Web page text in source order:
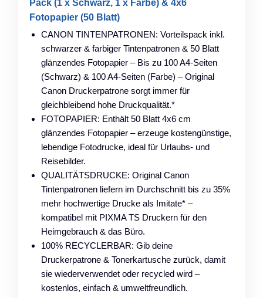
Pack (1 x Schwarz, 1 x Farbe) & 4x6
Fotopapier (50 Blatt)
CANON TINTENPATRONEN: Vorteilspack inkl.
schwarzer & farbiger Tintenpatronen & 50 Blatt
glänzendes Fotopapier – Bis zu 100 A4-Seiten
(Schwarz) & 100 A4-Seiten (Farbe) – Original
Canon Druckerpatrone sorgt immer für
gleichbleibend hohe Druckqualität.*
FOTOPAPIER: Enthält 50 Blatt 4x6 cm
glänzendes Fotopapier – erzeuge kostengünstige,
lebendige Fotodrucke, ideal für Urlaubs- und
Reisebilder.
QUALITÄTSDRUCKE: Original Canon
Tintenpatronen liefern im Durchschnitt bis zu 35%
mehr hochwertige Drucke als Imitate* –
kompatibel mit PIXMA TS Druckern für den
Heimgebrauch & das Büro.
100% RECYCLERBAR: Gib deine
Druckerpatrone & Tonerkartusche zurück, damit
sie wiederverwendet oder recycled wird –
kostenlos, einfach & umweltfreundlich.